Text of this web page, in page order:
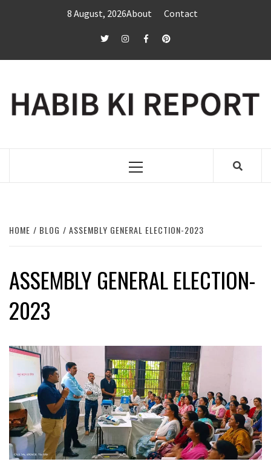
8 August, 2026About Contact
twitterInstagramFacebookPinterest
Primary
HOME BLOG ASSEMBLY GENERAL ELECTION-2023
ASSEMBLY GENERAL ELECTION-
2023